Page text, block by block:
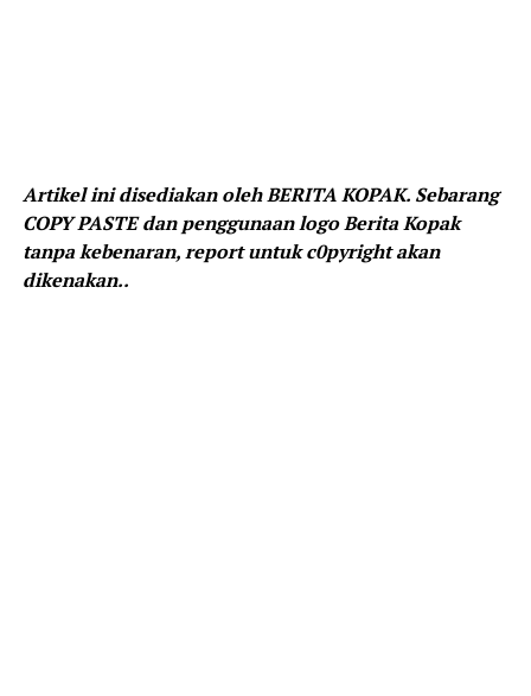
Artikel ini disediakan oleh BERITA KOPAK. Sebarang
COPY PASTE dan penggunaan logo Berita Kopak
tanpa kebenaran, report untuk c0pyright akan
dikenakan..